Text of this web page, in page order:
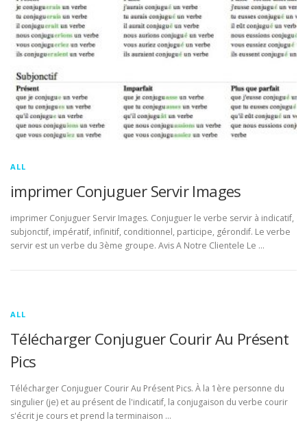
ALL
imprimer Conjuguer Servir Images
imprimer Conjuguer Servir Images. Conjuguer le verbe servir à indicatif,
subjonctif, impératif, infinitif, conditionnel, participe, gérondif. Le verbe
servir est un verbe du 3ème groupe. Avis A Notre Clientele Le …
ALL
Télécharger Conjuguer Courir Au Présent
Pics
Télécharger Conjuguer Courir Au Présent Pics. À la 1ère personne du
singulier (je) et au présent de l'indicatif, la conjugaison du verbe courir
s'écrit je cours et prend la terminaison …